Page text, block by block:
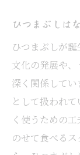
ひつまぶしは
ひつまぶしが
文化の発展や
深く関係して
として扱われ
く使うための
のせて食べる